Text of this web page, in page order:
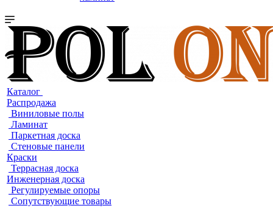
Каталог
Распродажа
Виниловые полы
Ламинат
Паркетная доска
Стеновые панели
Краски
Террасная доска
Инженерная доска
Регулируемые опоры
Сопутствующие товары